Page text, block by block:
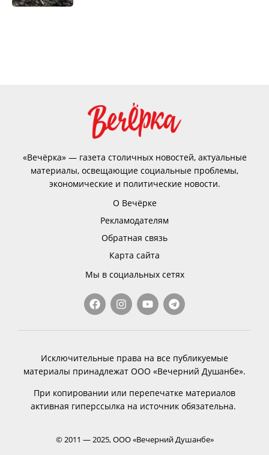
«Вечёрка» — газета столичных новостей, актуальные
материалы, освещающие социальные проблемы,
экономические и политические новости.
О Вечёрке
Рекламодателям
Обратная связь
Карта сайта
Мы в социальных сетях
Исключительные права на все публикуемые
материалы принадлежат ООО «Вечерний Душанбе».
При копировании или перепечатке материалов
активная гиперссылка на источник обязательна.
© 2011 — 2025, ООО «Вечерний Душанбе»